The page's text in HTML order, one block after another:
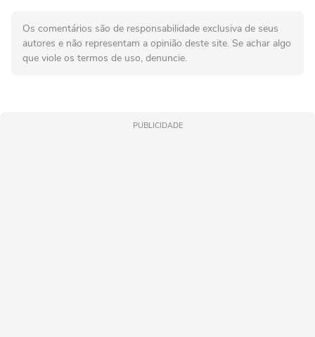
Os comentários são de responsabilidade exclusiva de seus
autores e não representam a opinião deste site. Se achar algo
que viole os termos de uso, denuncie.
PUBLICIDADE